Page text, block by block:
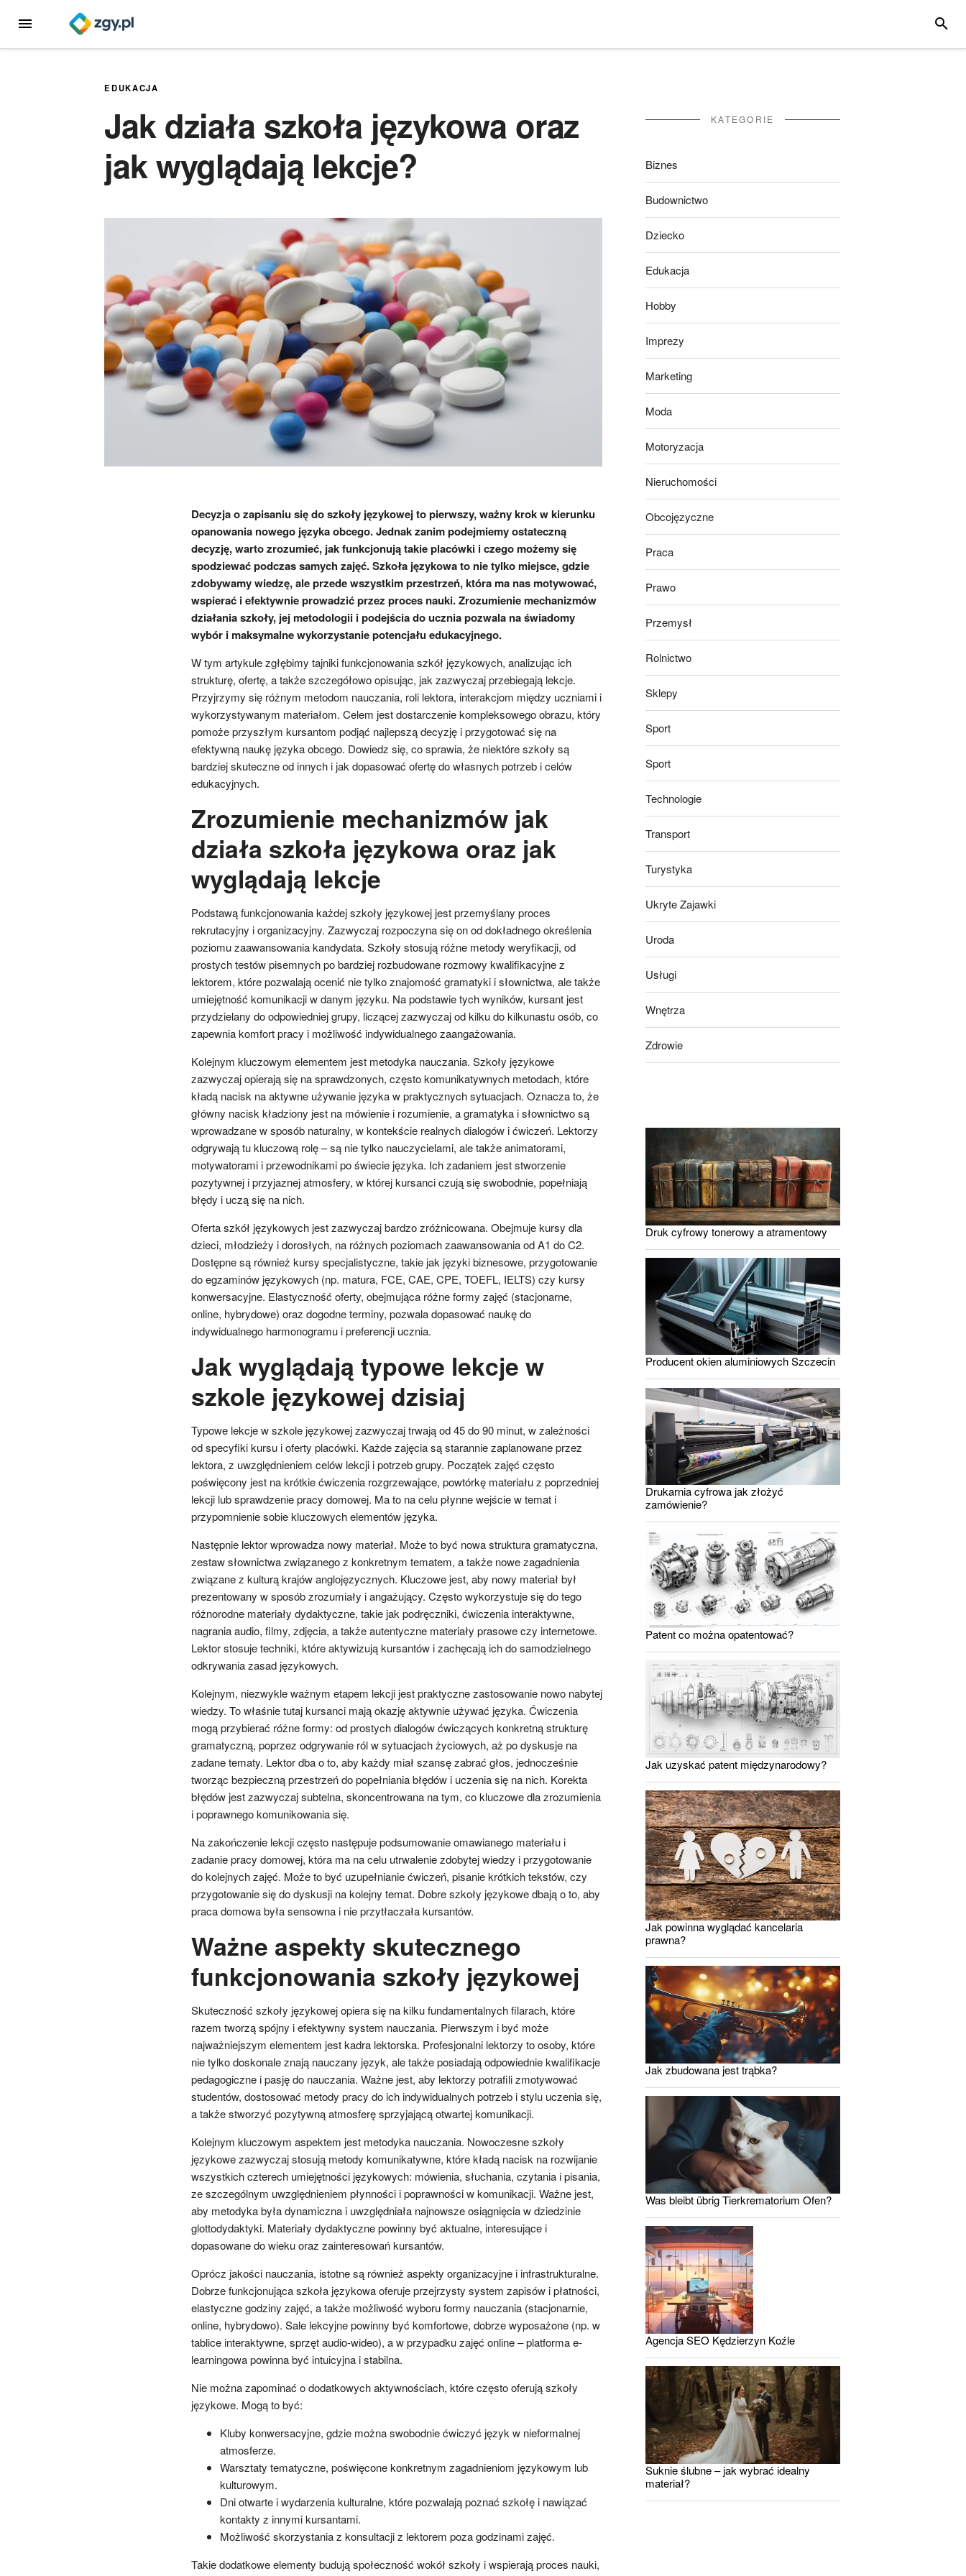
MENU
EDUKACJA
Jak działa szkoła językowa oraz
jak wyglądają lekcje?
Decyzja o zapisaniu się do szkoły językowej to pierwszy, ważny krok w kierunku
opanowania nowego języka obcego. Jednak zanim podejmiemy ostateczną
decyzję, warto zrozumieć, jak funkcjonują takie placówki i czego możemy się
spodziewać podczas samych zajęć. Szkoła językowa to nie tylko miejsce, gdzie
zdobywamy wiedzę, ale przede wszystkim przestrzeń, która ma nas motywować,
wspierać i efektywnie prowadzić przez proces nauki. Zrozumienie mechanizmów
działania szkoły, jej metodologii i podejścia do ucznia pozwala na świadomy
wybór i maksymalne wykorzystanie potencjału edukacyjnego.
W tym artykule zgłębimy tajniki funkcjonowania szkół językowych, analizując ich
strukturę, ofertę, a także szczegółowo opisując, jak zazwyczaj przebiegają lekcje.
Przyjrzymy się różnym metodom nauczania, roli lektora, interakcjom między uczniami i
wykorzystywanym materiałom. Celem jest dostarczenie kompleksowego obrazu, który
pomoże przyszłym kursantom podjąć najlepszą decyzję i przygotować się na
efektywną naukę języka obcego. Dowiedz się, co sprawia, że niektóre szkoły są
bardziej skuteczne od innych i jak dopasować ofertę do własnych potrzeb i celów
edukacyjnych.
Zrozumienie mechanizmów jak
działa szkoła językowa oraz jak
wyglądają lekcje
Podstawą funkcjonowania każdej szkoły językowej jest przemyślany proces
rekrutacyjny i organizacyjny. Zazwyczaj rozpoczyna się on od dokładnego określenia
poziomu zaawansowania kandydata. Szkoły stosują różne metody weryfikacji, od
prostych testów pisemnych po bardziej rozbudowane rozmowy kwalifikacyjne z
lektorem, które pozwalają ocenić nie tylko znajomość gramatyki i słownictwa, ale także
umiejętność komunikacji w danym języku. Na podstawie tych wyników, kursant jest
przydzielany do odpowiedniej grupy, liczącej zazwyczaj od kilku do kilkunastu osób, co
zapewnia komfort pracy i możliwość indywidualnego zaangażowania.
Kolejnym kluczowym elementem jest metodyka nauczania. Szkoły językowe
zazwyczaj opierają się na sprawdzonych, często komunikatywnych metodach, które
kładą nacisk na aktywne używanie języka w praktycznych sytuacjach. Oznacza to, że
główny nacisk kładziony jest na mówienie i rozumienie, a gramatyka i słownictwo są
wprowadzane w sposób naturalny, w kontekście realnych dialogów i ćwiczeń. Lektorzy
odgrywają tu kluczową rolę – są nie tylko nauczycielami, ale także animatorami,
motywatorami i przewodnikami po świecie języka. Ich zadaniem jest stworzenie
pozytywnej i przyjaznej atmosfery, w której kursanci czują się swobodnie, popełniają
błędy i uczą się na nich.
Oferta szkół językowych jest zazwyczaj bardzo zróżnicowana. Obejmuje kursy dla
dzieci, młodzieży i dorosłych, na różnych poziomach zaawansowania od A1 do C2.
Dostępne są również kursy specjalistyczne, takie jak języki biznesowe, przygotowanie
do egzaminów językowych (np. matura, FCE, CAE, CPE, TOEFL, IELTS) czy kursy
konwersacyjne. Elastyczność oferty, obejmująca różne formy zajęć (stacjonarne,
online, hybrydowe) oraz dogodne terminy, pozwala dopasować naukę do
indywidualnego harmonogramu i preferencji ucznia.
Jak wyglądają typowe lekcje w
szkole językowej dzisiaj
Typowe lekcje w szkole językowej zazwyczaj trwają od 45 do 90 minut, w zależności
od specyfiki kursu i oferty placówki. Każde zajęcia są starannie zaplanowane przez
lektora, z uwzględnieniem celów lekcji i potrzeb grupy. Początek zajęć często
poświęcony jest na krótkie ćwiczenia rozgrzewające, powtórkę materiału z poprzedniej
lekcji lub sprawdzenie pracy domowej. Ma to na celu płynne wejście w temat i
przypomnienie sobie kluczowych elementów języka.
Następnie lektor wprowadza nowy materiał. Może to być nowa struktura gramatyczna,
zestaw słownictwa związanego z konkretnym tematem, a także nowe zagadnienia
związane z kulturą krajów anglojęzycznych. Kluczowe jest, aby nowy materiał był
prezentowany w sposób zrozumiały i angażujący. Często wykorzystuje się do tego
różnorodne materiały dydaktyczne, takie jak podręczniki, ćwiczenia interaktywne,
nagrania audio, filmy, zdjęcia, a także autentyczne materiały prasowe czy internetowe.
Lektor stosuje techniki, które aktywizują kursantów i zachęcają ich do samodzielnego
odkrywania zasad językowych.
Kolejnym, niezwykle ważnym etapem lekcji jest praktyczne zastosowanie nowo nabytej
wiedzy. To właśnie tutaj kursanci mają okazję aktywnie używać języka. Ćwiczenia
mogą przybierać różne formy: od prostych dialogów ćwiczących konkretną strukturę
gramatyczną, poprzez odgrywanie ról w sytuacjach życiowych, aż po dyskusje na
zadane tematy. Lektor dba o to, aby każdy miał szansę zabrać głos, jednocześnie
tworząc bezpieczną przestrzeń do popełniania błędów i uczenia się na nich. Korekta
błędów jest zazwyczaj subtelna, skoncentrowana na tym, co kluczowe dla zrozumienia
i poprawnego komunikowania się.
Na zakończenie lekcji często następuje podsumowanie omawianego materiału i
zadanie pracy domowej, która ma na celu utrwalenie zdobytej wiedzy i przygotowanie
do kolejnych zajęć. Może to być uzupełnianie ćwiczeń, pisanie krótkich tekstów, czy
przygotowanie się do dyskusji na kolejny temat. Dobre szkoły językowe dbają o to, aby
praca domowa była sensowna i nie przytłaczała kursantów.
Ważne aspekty skutecznego
funkcjonowania szkoły językowej
Skuteczność szkoły językowej opiera się na kilku fundamentalnych filarach, które
razem tworzą spójny i efektywny system nauczania. Pierwszym i być może
najważniejszym elementem jest kadra lektorska. Profesjonalni lektorzy to osoby, które
nie tylko doskonale znają nauczany język, ale także posiadają odpowiednie kwalifikacje
pedagogiczne i pasję do nauczania. Ważne jest, aby lektorzy potrafili zmotywować
studentów, dostosować metody pracy do ich indywidualnych potrzeb i stylu uczenia się,
a także stworzyć pozytywną atmosferę sprzyjającą otwartej komunikacji.
Kolejnym kluczowym aspektem jest metodyka nauczania. Nowoczesne szkoły
językowe zazwyczaj stosują metody komunikatywne, które kładą nacisk na rozwijanie
wszystkich czterech umiejętności językowych: mówienia, słuchania, czytania i pisania,
ze szczególnym uwzględnieniem płynności i poprawności w komunikacji. Ważne jest,
aby metodyka była dynamiczna i uwzględniała najnowsze osiągnięcia w dziedzinie
glottodydaktyki. Materiały dydaktyczne powinny być aktualne, interesujące i
dopasowane do wieku oraz zainteresowań kursantów.
Oprócz jakości nauczania, istotne są również aspekty organizacyjne i infrastrukturalne.
Dobrze funkcjonująca szkoła językowa oferuje przejrzysty system zapisów i płatności,
elastyczne godziny zajęć, a także możliwość wyboru formy nauczania (stacjonarnie,
online, hybrydowo). Sale lekcyjne powinny być komfortowe, dobrze wyposażone (np. w
tablice interaktywne, sprzęt audio-wideo), a w przypadku zajęć online – platforma e-
learningowa powinna być intuicyjna i stabilna.
Nie można zapominać o dodatkowych aktywnościach, które często oferują szkoły
językowe. Mogą to być:
Kluby konwersacyjne, gdzie można swobodnie ćwiczyć język w nieformalnej
atmosferze.
Warsztaty tematyczne, poświęcone konkretnym zagadnieniom językowym lub
kulturowym.
Dni otwarte i wydarzenia kulturalne, które pozwalają poznać szkołę i nawiązać
kontakty z innymi kursantami.
Możliwość skorzystania z konsultacji z lektorem poza godzinami zajęć.
Takie dodatkowe elementy budują społeczność wokół szkoły i wspierają proces nauki,
KATEGORIE
Biznes
Budownictwo
Dziecko
Edukacja
Hobby
Imprezy
Marketing
Moda
Motoryzacja
Nieruchomości
Obcojęzyczne
Praca
Prawo
Przemysł
Rolnictwo
Sklepy
Sport
Sport
Technologie
Transport
Turystyka
Ukryte Zajawki
Uroda
Usługi
Wnętrza
Zdrowie
Druk cyfrowy tonerowy a atramentowy
Producent okien aluminiowych Szczecin
Drukarnia cyfrowa jak złożyć
zamówienie?
Patent co można opatentować?
Jak uzyskać patent międzynarodowy?
Jak powinna wyglądać kancelaria
prawna?
Jak zbudowana jest trąbka?
Was bleibt übrig Tierkrematorium Ofen?
Agencja SEO Kędzierzyn Koźle
Suknie ślubne – jak wybrać idealny
materiał?